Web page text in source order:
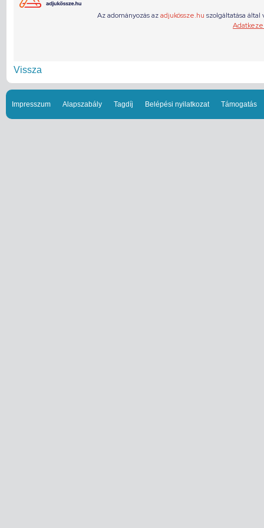
Vissza
Impresszum Alapszabály Tagdíj Belépési nyilatkozat Támogatás